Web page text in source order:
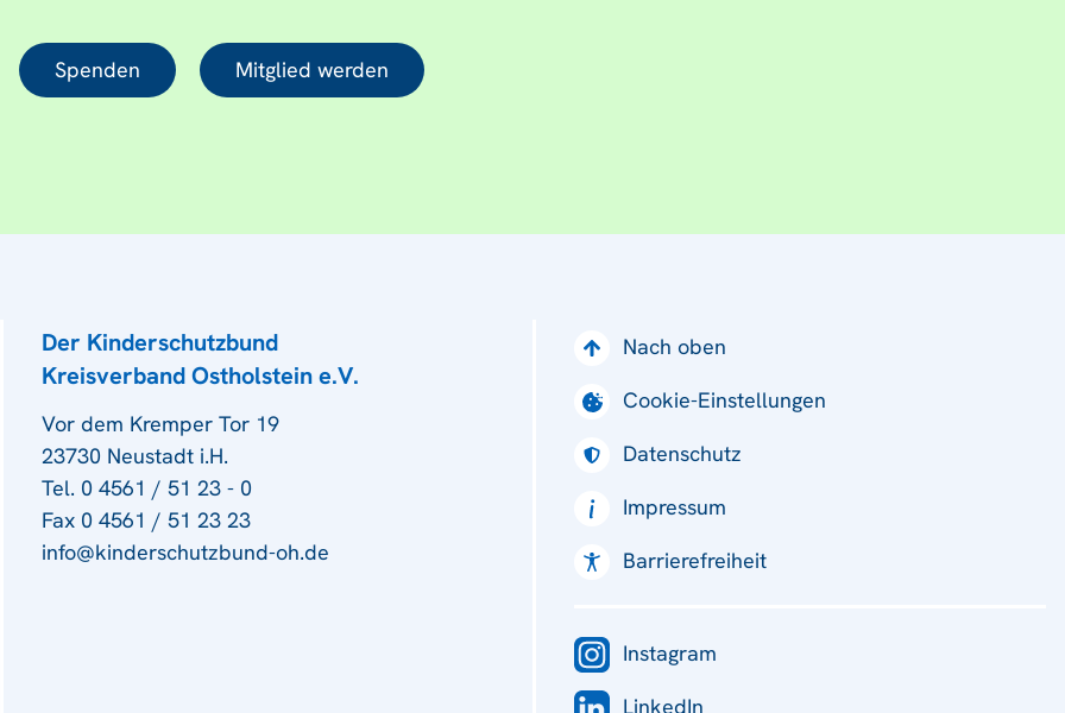
Spenden Mitglied werden
Der Kinderschutzbund
Kreisverband Ostholstein e.V.
Vor dem Kremper Tor 19
23730 Neustadt i.H.
Tel. 0 4561 / 51 23 - 0
Fax 0 4561 / 51 23 23
info@kinderschutzbund-oh.de
Nach oben
Cookie-Einstellungen
Datenschutz
Impressum
Barrierefreiheit
Instagram
LinkedIn